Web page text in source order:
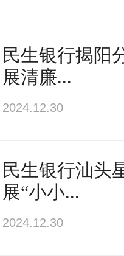
民生银行揭阳
展清廉...
2024.12.30
民生银行汕头
展“小小...
2024.12.30